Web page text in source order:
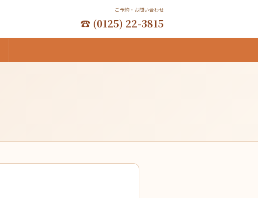
ご予約・お問い合わせ
☎ (0125) 22-3815